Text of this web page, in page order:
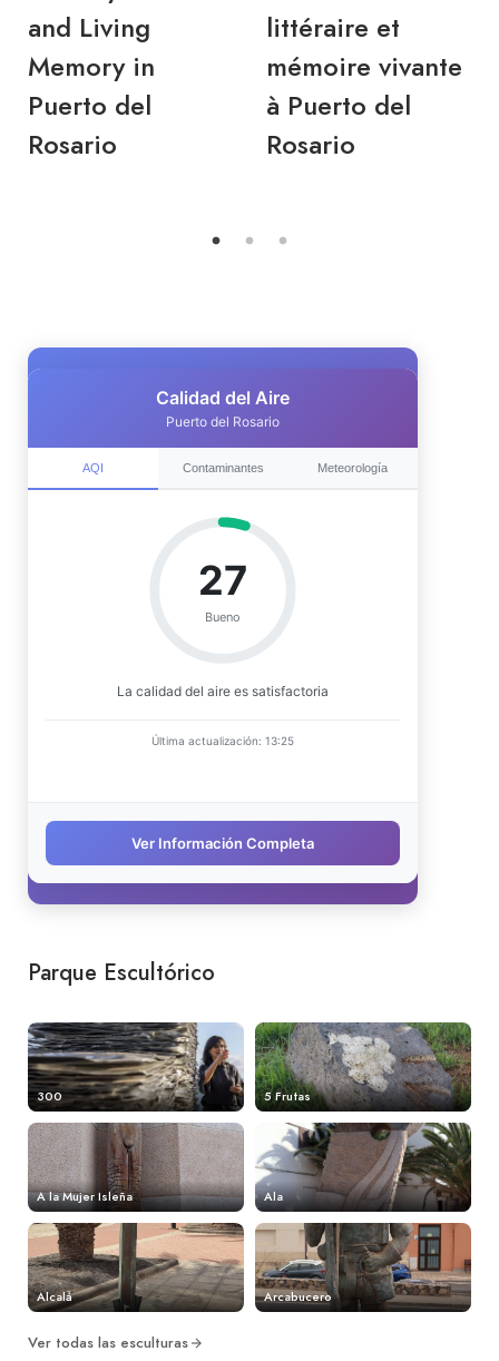
and Living
Memory in
Puerto del
Rosario
littéraire et
mémoire vivante
à Puerto del
Rosario
Parque Escultórico
300 5 Frutas
A la Mujer Isleña Ala
Alcalá Arcabucero
Ver todas las esculturas